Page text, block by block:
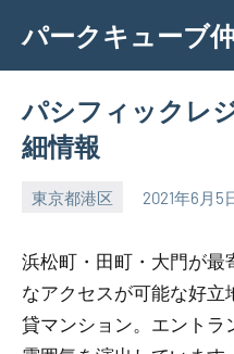
content
パークキューブ
パシフィックレ
細情報
東京都港区 2021年6月5
浜松町・田町・大門が最
なアクセスが可能な好
貸マンション。エントラ